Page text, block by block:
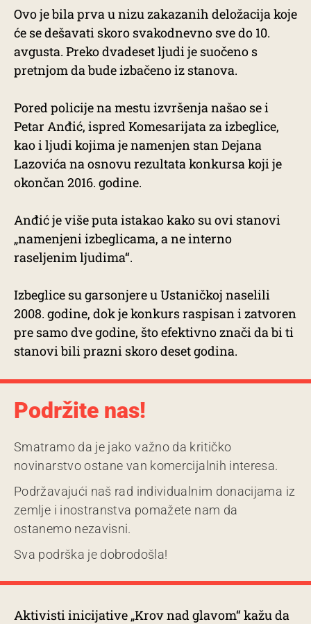
Ovo je bila prva u nizu zakazanih deložacija koje
će se dešavati skoro svakodnevno sve do 10.
avgusta. Preko dvadeset ljudi je suočeno s
pretnjom da bude izbačeno iz stanova.
Pored policije na mestu izvršenja našao se i
Petar Anđić, ispred Komesarijata za izbeglice,
kao i ljudi kojima je namenjen stan Dejana
Lazovića na osnovu rezultata konkursa koji je
okončan 2016. godine.
Anđić je više puta istakao kako su ovi stanovi
„namenjeni izbeglicama, a ne interno
raseljenim ljudima“.
Izbeglice su garsonjere u Ustaničkoj naselili
2008. godine, dok je konkurs raspisan i zatvoren
pre samo dve godine, što efektivno znači da bi ti
stanovi bili prazni skoro deset godina.
Podržite nas!
Smatramo da je jako važno da kritičko
novinarstvo ostane van komercijalnih interesa.
Podržavajući naš rad individualnim donacijama iz
zemlje i inostranstva pomažete nam da
ostanemo nezavisni.
Sva podrška je dobrodošla!
Aktivisti inicijative „Krov nad glavom“ kažu da